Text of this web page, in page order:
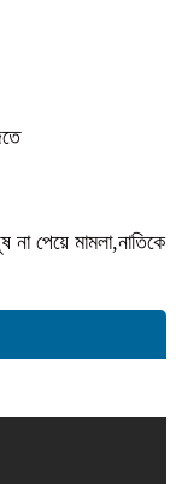
না পেয়ে মামলা,নাতিকে